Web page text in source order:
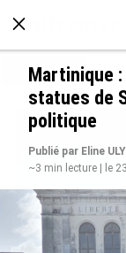
À LA UNE
Martinique
statues de
politique
Publié par Eline
~3 min lecture | le